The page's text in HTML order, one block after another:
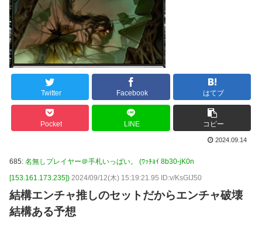
Twitter Facebook はてブ
Pocket LINE コピー
2024.09.14
685: 名無しプレイヤー＠手札いっぱい。 (ﾜｯﾁｮｲ 8b30-jK0n
[153.161.173.235]) 2024/09/12(木) 15:19:21.95 ID:v/KsGIJ50
結構エンチャ推しのセットだからエンチャ破壊
結構ある予想